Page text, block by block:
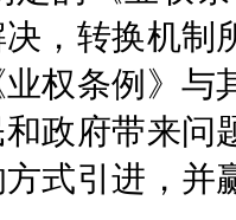
，转换机
权条例》与
政府带来
式引进，并